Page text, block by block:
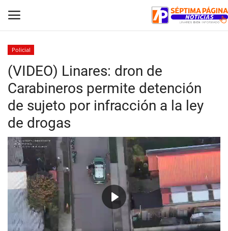
Inicio
Crónica
Policial
Tribunales
Deporte
Política
Espectáculos
Policial
(VIDEO) Linares: dron de
Carabineros permite detención
de sujeto por infracción a la ley
de drogas
Play